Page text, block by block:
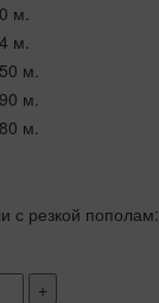
м.
м.
м.
м.
м.
с резкой пополам:
+